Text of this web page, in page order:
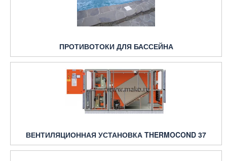
ПРОТИВОТОКИ ДЛЯ БАССЕЙНА
ВЕНТИЛЯЦИОННАЯ УСТАНОВКА THERMOCOND 37